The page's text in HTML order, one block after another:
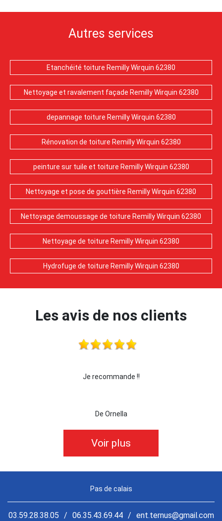
Autres services
Etanchéité toiture Remilly Wirquin 62380
Nettoyage et ravalement façade Remilly Wirquin 62380
depannage toiture Remilly Wirquin 62380
Rénovation de toiture Remilly Wirquin 62380
peinture sur tuile et toiture Remilly Wirquin 62380
Nettoyage et pose de gouttière Remilly Wirquin 62380
Nettoyage demoussage de toiture Remilly Wirquin 62380
Nettoyage de toiture Remilly Wirquin 62380
Hydrofuge de toiture Remilly Wirquin 62380
Les avis de nos clients
Je recommande !!
De Ornella
Voir plus
Pas de calais
03.59.28.38.05 / 06.35.43.69.44 / ent.ternus@gmail.com